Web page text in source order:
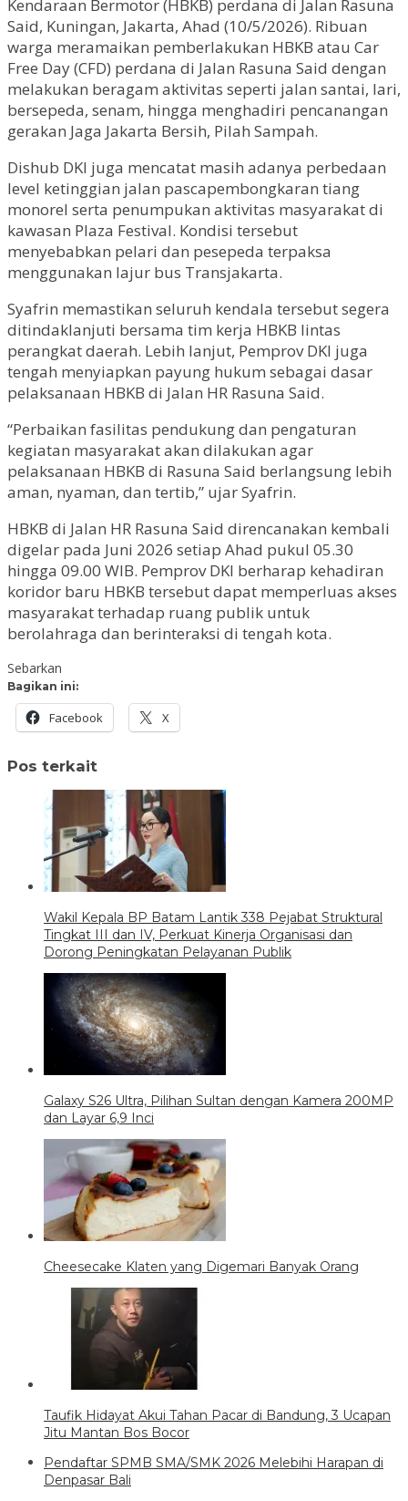
Kendaraan Bermotor (HBKB) perdana di Jalan Rasuna
Said, Kuningan, Jakarta, Ahad (10/5/2026). Ribuan
warga meramaikan pemberlakukan HBKB atau Car
Free Day (CFD) perdana di Jalan Rasuna Said dengan
melakukan beragam aktivitas seperti jalan santai, lari,
bersepeda, senam, hingga menghadiri pencanangan
gerakan Jaga Jakarta Bersih, Pilah Sampah.
Dishub DKI juga mencatat masih adanya perbedaan
level ketinggian jalan pascapembongkaran tiang
monorel serta penumpukan aktivitas masyarakat di
kawasan Plaza Festival. Kondisi tersebut
menyebabkan pelari dan pesepeda terpaksa
menggunakan lajur bus Transjakarta.
Syafrin memastikan seluruh kendala tersebut segera
ditindaklanjuti bersama tim kerja HBKB lintas
perangkat daerah. Lebih lanjut, Pemprov DKI juga
tengah menyiapkan payung hukum sebagai dasar
pelaksanaan HBKB di Jalan HR Rasuna Said.
“Perbaikan fasilitas pendukung dan pengaturan
kegiatan masyarakat akan dilakukan agar
pelaksanaan HBKB di Rasuna Said berlangsung lebih
aman, nyaman, dan tertib,” ujar Syafrin.
HBKB di Jalan HR Rasuna Said direncanakan kembali
digelar pada Juni 2026 setiap Ahad pukul 05.30
hingga 09.00 WIB. Pemprov DKI berharap kehadiran
koridor baru HBKB tersebut dapat memperluas akses
masyarakat terhadap ruang publik untuk
berolahraga dan berinteraksi di tengah kota.
Sebarkan
Bagikan ini:
Facebook X
Pos terkait
Wakil Kepala BP Batam Lantik 338 Pejabat Struktural
Tingkat III dan IV, Perkuat Kinerja Organisasi dan
Dorong Peningkatan Pelayanan Publik
Galaxy S26 Ultra, Pilihan Sultan dengan Kamera 200MP
dan Layar 6,9 Inci
Cheesecake Klaten yang Digemari Banyak Orang
Taufik Hidayat Akui Tahan Pacar di Bandung, 3 Ucapan
Jitu Mantan Bos Bocor
Pendaftar SPMB SMA/SMK 2026 Melebihi Harapan di
Denpasar Bali